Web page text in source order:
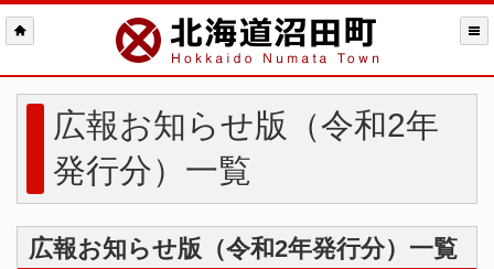
広報お知らせ版（令和2年
発行分）一覧
広報お知らせ版（令和2年発行分）一覧